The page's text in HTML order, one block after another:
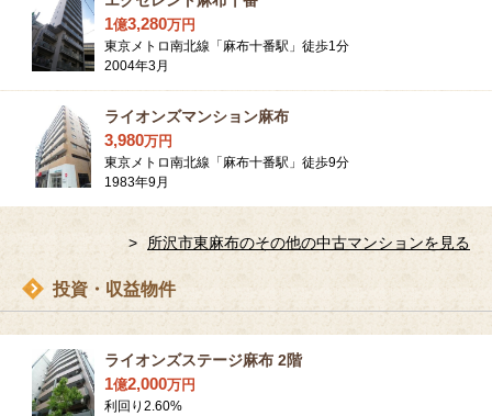
1億3,280万円
東京メトロ南北線「麻布十番駅」徒歩1分
2004年3月
ライオンズマンション麻布
3,980万円
東京メトロ南北線「麻布十番駅」徒歩9分
1983年9月
所沢市東麻布のその他の中古マンションを見る
投資・収益物件
ライオンズステージ麻布 2階
1億2,000万円
利回り 2.60%